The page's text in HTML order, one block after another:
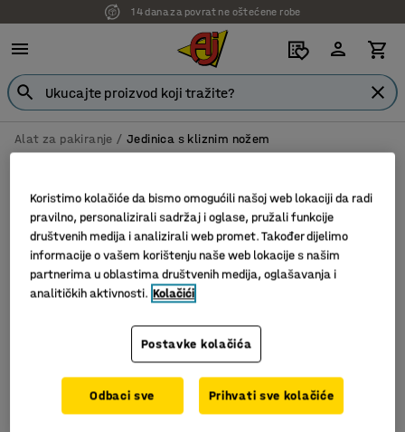
14 dana za povrat ne oštećene robe
Alat za pakiranje Jedinica s kliznim nožem
Filter Sortiraj
2 proizvoda
Koristimo kolačiće da bismo omogućili našoj web lokaciji da radi
pravilno, personalizirali sadržaj i oglase, pružali funkcije
društvenih medija i analizirali web promet. Također dijelimo
informacije o vašem korištenju naše web lokacije s našim
partnerima u oblastima društvenih medija, oglašavanja i
analitičkih aktivnosti. Kolačići
Postavke kolačića
Odbaci sve Prihvati sve kolačiće